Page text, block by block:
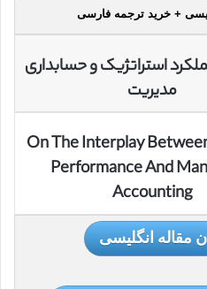
+ خرید ترجمه فارسی
استراتژیک و حسابداری
مدیریت
On The Interplay
Performance And
Accounting
مقاله انگلیسی